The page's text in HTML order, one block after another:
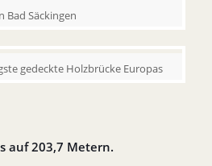
Bad Säckingen
gedeckte Holzbrücke Europas
auf 203,7 Metern.